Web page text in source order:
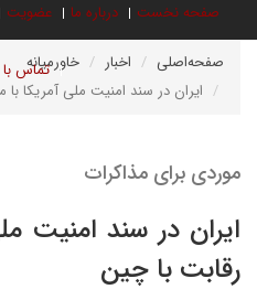
صفحه نخست درباره ما عضویت
تماس با صفحه‌اصلی اخبار
خاورمیانه
ایران در سند امنیت ملی آمریکا
موردی برای مذاکرات
ایران در سند امنیت
رقابت با چین